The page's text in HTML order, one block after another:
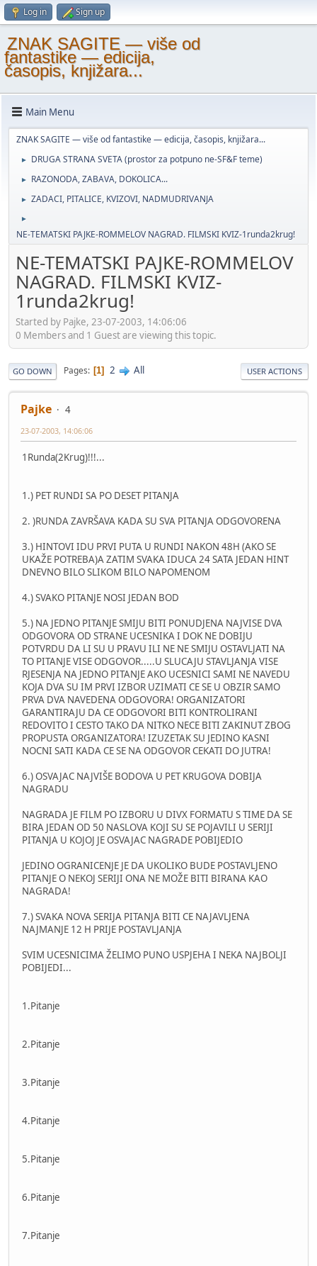
Log in Sign up
ZNAK SAGITE — više od
fantastike — edicija,
časopis, knjižara...
Main Menu
ZNAK SAGITE — više od fantastike — edicija, časopis, knjižara...
► DRUGA STRANA SVETA (prostor za potpuno ne-SF&F teme)
► RAZONODA, ZABAVA, DOKOLICA...
► ZADACI, PITALICE, KVIZOVI, NADMUDRIVANJA
►
NE-TEMATSKI PAJKE-ROMMELOV NAGRAD. FILMSKI KVIZ-1runda2krug!
NE-TEMATSKI PAJKE-ROMMELOV
NAGRAD. FILMSKI KVIZ-
1runda2krug!
Started by Pajke, 23-07-2003, 14:06:06
0 Members and 1 Guest are viewing this topic.
GO DOWN Pages 1 2 All USER ACTIONS
Pajke 4
23-07-2003, 14:06:06
1Runda(2Krug)!!!...
1.) PET RUNDI SA PO DESET PITANJA
2. )RUNDA ZAVRŠAVA KADA SU SVA PITANJA ODGOVORENA
3.) HINTOVI IDU PRVI PUTA U RUNDI NAKON 48H (AKO SE
UKAŽE POTREBA)A ZATIM SVAKA IDUCA 24 SATA JEDAN HINT
DNEVNO BILO SLIKOM BILO NAPOMENOM
4.) SVAKO PITANJE NOSI JEDAN BOD
5.) NA JEDNO PITANJE SMIJU BITI PONUDJENA NAJVISE DVA
ODGOVORA OD STRANE UCESNIKA I DOK NE DOBIJU
POTVRDU DA LI SU U PRAVU ILI NE NE SMIJU OSTAVLJATI NA
TO PITANJE VISE ODGOVOR.....U SLUCAJU STAVLJANJA VISE
RJESENJA NA JEDNO PITANJE AKO UCESNICI SAMI NE NAVEDU
KOJA DVA SU IM PRVI IZBOR UZIMATI CE SE U OBZIR SAMO
PRVA DVA NAVEDENA ODGOVORA! ORGANIZATORI
GARANTIRAJU DA CE ODGOVORI BITI KONTROLIRANI
REDOVITO I CESTO TAKO DA NITKO NECE BITI ZAKINUT ZBOG
PROPUSTA ORGANIZATORA! IZUZETAK SU JEDINO KASNI
NOCNI SATI KADA CE SE NA ODGOVOR CEKATI DO JUTRA!
6.) OSVAJAC NAJVIŠE BODOVA U PET KRUGOVA DOBIJA
NAGRADU
NAGRADA JE FILM PO IZBORU U DIVX FORMATU S TIME DA SE
BIRA JEDAN OD 50 NASLOVA KOJI SU SE POJAVILI U SERIJI
PITANJA U KOJOJ JE OSVAJAC NAGRADE POBIJEDIO
JEDINO OGRANICENJE JE DA UKOLIKO BUDE POSTAVLJENO
PITANJE O NEKOJ SERIJI ONA NE MOŽE BITI BIRANA KAO
NAGRADA!
7.) SVAKA NOVA SERIJA PITANJA BITI CE NAJAVLJENA
NAJMANJE 12 H PRIJE POSTAVLJANJA
SVIM UCESNICIMA ŽELIMO PUNO USPJEHA I NEKA NAJBOLJI
POBIJEDI...
1.Pitanje
2.Pitanje
3.Pitanje
4.Pitanje
5.Pitanje
6.Pitanje
7.Pitanje